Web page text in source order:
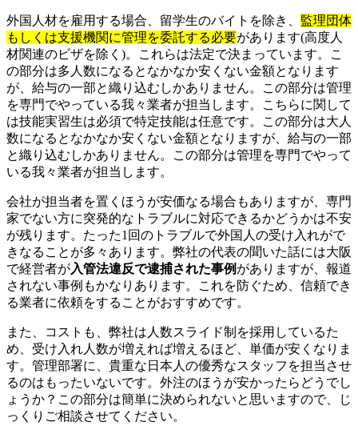
外国人材を雇用する場合、留学生のバイトを除き、 監理団体
もしくは支援機関に管理を委託する必要があります(高度人
材関連のビザを除く)。これらは法定で決まっています。こ
の部分は多人数になるとなかなか安くない金額となります
が、給与の一部と織り込むしかありません。この部分は管理
を専門でやっている我々業者が担当します。こちらに関して
は技能実習生は必須で特定技能は任意です。この部分は大人
数になるとなかなか安くない金額となりますが、給与の一部
と織り込むしかありません。この部分は管理を専門でやって
いる我々業者が担当します。
会社が担当者を置くほうが安価なる場合もありますが、専門
家でない方に突発的なトラブルに対応できるかどうかは不安
が残ります。たった1回のトラブルで外国人の受け入れがで
きなることが多々あります。弊社の代表の聞いた話には大阪
で経営者が入管法違反で逮捕された事例 がありますが、報道
されない事例もかなりあります。これを防ぐため、信頼でき
る業者に依頼をすることがおすすめです。
また、コストも、弊社は人数スライド制を採用しているた
め、受け入れ人数が増えれば増えるほど、単価が安くなりま
す。管理部署に、貴重な日本人の優秀なスタッフを担当させ
るのはもったいないです。外注のほうが安かったらどうでし
ょうか？この部分は簡単に決められないと思いますので、じ
っくりご相談させてください。